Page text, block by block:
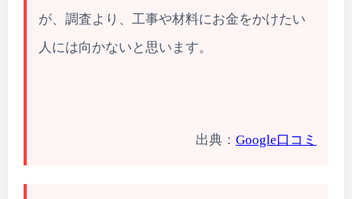
が、調査より、工事や材料にお金をかけたい
人には向かないと思います。
出典： Google口コミ